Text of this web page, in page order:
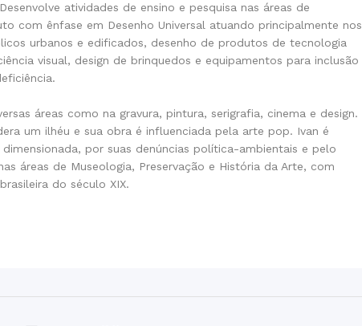
atividades de ensino e pesquisa nas áreas de
com ênfase em Desenho Universal atuando principalmente nos
urbanos e edificados, desenho de produtos de tecnologia
visual, design de brinquedos e equipamentos para inclusão
áreas como na gravura, pintura, serigrafia, cinema e design.
um ilhéu e sua obra é influenciada pela arte pop. Ivan é
por suas denúncias política-ambientais e pelo
áreas de Museologia, Preservação e História da Arte, com
do século XIX.